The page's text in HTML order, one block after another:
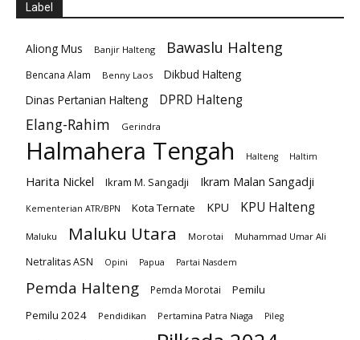
Label
Aliong Mus Banjir Halteng Bawaslu Halteng
Bencana Alam Benny Laos
Dikbud Halteng
Dinas Pertanian Halteng
DPRD Halteng
Elang-Rahim Gerindra
Halmahera Tengah Halteng Haltim
Harita Nickel Ikram M. Sangadji Ikram Malan Sangadji
Kementerian ATR/BPN Kota Ternate KPU KPU Halteng
Maluku Maluku Utara Morotai Muhammad Umar Ali
Netralitas ASN Opini Papua Partai Nasdem
Pemda Halteng Pemda Morotai
Pemilu
Pemilu 2024
Pendidikan Pertamina Patra Niaga Pileg